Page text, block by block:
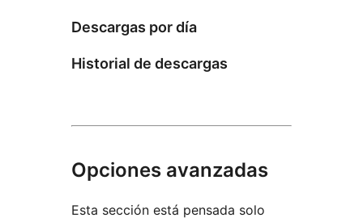
Descargas por día
Historial de descargas
Opciones avanzadas
Esta sección está pensada solo